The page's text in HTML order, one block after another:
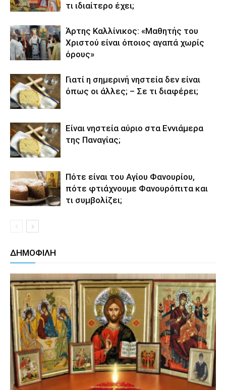
τι ιδιαίτερο έχει;
Άρτης Καλλίνικος: «Μαθητής του
Χριστού είναι όποιος αγαπά χωρίς
όρους»
Γιατί η σημερινή νηστεία δεν είναι
όπως οι άλλες; – Σε τι διαφέρει;
Είναι νηστεία αύριο στα Εννιάμερα
της Παναγίας;
Πότε είναι του Αγίου Φανουρίου,
πότε φτιάχνουμε Φανουρόπιτα και
τι συμβολίζει;
ΔΗΜΟΦΙΛΗ